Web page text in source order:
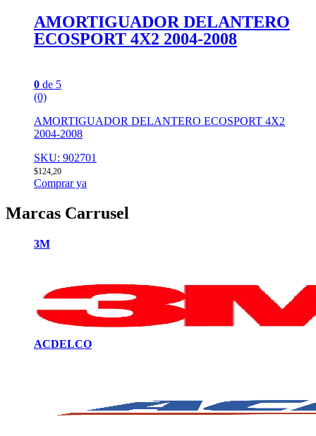
AMORTIGUADOR DELANTERO
ECOSPORT 4X2 2004-2008
0 de 5
(0)
AMORTIGUADOR DELANTERO ECOSPORT 4X2
2004-2008
SKU: 902701
$124,20
Comprar ya
Marcas Carrusel
3M
ACDELCO